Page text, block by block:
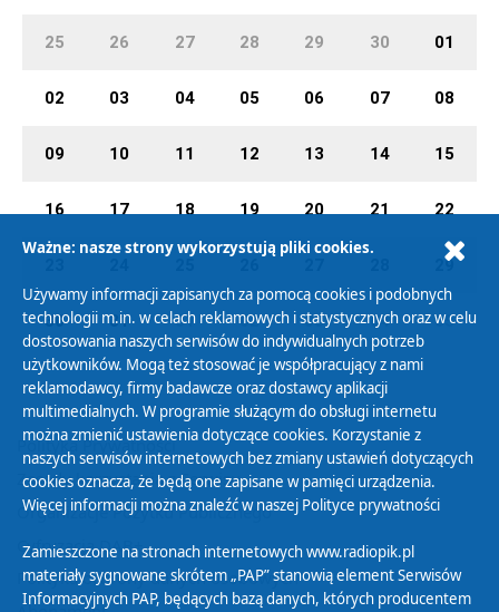
25 26 27 28 29 30 01
02 03 04 05 06 07 08
09 10 11 12 13 14 15
16 17 18 19 20 21 22
29
30 31 01 02 03 04 05
Polityka Prywatności
Zasady korzystania z Serwisu
Organizacje Pożytku Publicznego
Cyfryzacja DAB+
Polityka ochrony danych osobowych
Ważne: nasze strony wykorzystują pliki cookies.
Używamy informacji zapisanych za pomocą cookies i podobnych
technologii m.in. w celach reklamowych i statystycznych oraz w celu
dostosowania naszych serwisów do indywidualnych potrzeb
użytkowników. Mogą też stosować je współpracujący z nami
reklamodawcy, firmy badawcze oraz dostawcy aplikacji
multimedialnych. W programie służącym do obsługi internetu
można zmienić ustawienia dotyczące cookies. Korzystanie z
naszych serwisów internetowych bez zmiany ustawień dotyczących
cookies oznacza, że będą one zapisane w pamięci urządzenia.
Więcej informacji można znaleźć w naszej Polityce prywatności
Zamieszczone na stronach internetowych www.radiopik.pl
materiały sygnowane skrótem „PAP” stanowią element Serwisów
Informacyjnych PAP, będących bazą danych, których producentem